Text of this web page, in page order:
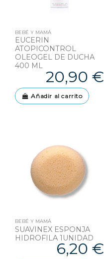
BEBÉ Y MAMÁ
EUCERIN
ATOPICONTROL
OLEOGEL DE DUCHA
400 ML
20,90 €
Añadir al carrito
BEBÉ Y MAMÁ
SUAVINEX ESPONJA
HIDROFILA 1UNIDAD
6,20 €